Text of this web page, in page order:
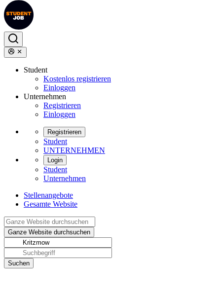
Student
Kostenlos registrieren
Einloggen
Unternehmen
Registrieren
Einloggen
Registrieren
Student
UNTERNEHMEN
Login
Student
Unternehmen
Stellenangebote
Gesamte Website